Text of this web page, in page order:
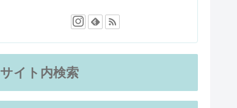
サイト内検索